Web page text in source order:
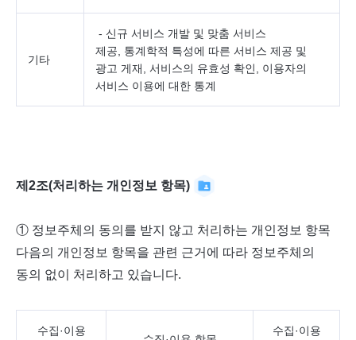
기타
- 신규 서비스 개발 및 맞춤 서비스
제공, 통계학적 특성에 따른 서비스 제공 및
광고 게재, 서비스의 유효성 확인, 이용자의
서비스 이용에 대한 통계
제2조(처리하는 개인정보 항목)
① 정보주체의 동의를 받지 않고 처리하는 개인정보 항목
다음의 개인정보 항목을 관련 근거에 따라 정보주체의
동의 없이 처리하고 있습니다.
수집·이용 수집·이용